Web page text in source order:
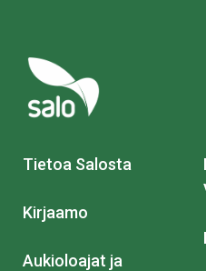
Tietoa Salosta
Kirjaamo
Aukioloajat ja